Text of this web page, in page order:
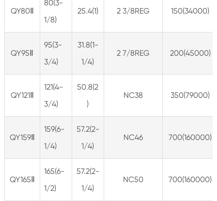
QY80Ⅱ
80(3-
1/8)
25.4(1) 2 3/8REG 150(34000)
QY95Ⅱ
95(3-
3/4)
31.8(1-
1/4)
2 7/8REG 200(45000)
QY121Ⅱ
121(4-
3/4)
50.8(2
)
NC38 350(79000)
QY159Ⅱ
159(6-
1/4)
57.2(2-
1/4)
NC46 700(160000)
QY165Ⅱ
165(6-
1/2)
57.2(2-
1/4)
NC50 700(160000)